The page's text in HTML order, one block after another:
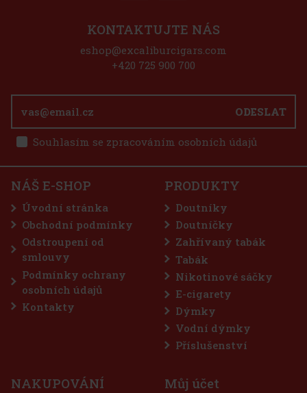
Vás svou
pro maduro
čokoláda
75 Kč
Do košíku
Sleva: 50%
ODESLAT
Souhlasím se zpracováním osobních údajů
KONTAKTUJTE NÁS
eshop@excaliburcigars.com
+420 725 900 700
NÁŠ E-SHOP
Úvodní stránka
Obchodní podmínky
Odstroupení od
smlouvy
Podmínky ochrany
osobních údajů
Kontakty
PRODUKTY
Doutníky
Doutníčky
Zahřívaný tabák
Tabák
Nikotinové sáčky
E-cigarety
Dýmky
Vodní dýmky
Příslušenství
NAKUPOVÁNÍ Můj účet